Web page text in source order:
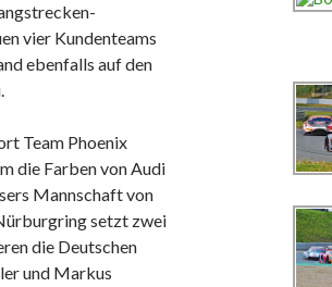
vier Kundenteams
ebenfalls auf den
Team Phoenix
die Farben von Audi
Mannschaft von
setzt zwei
die Deutschen
und Markus